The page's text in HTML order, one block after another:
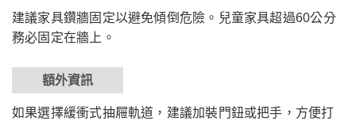
建議家具鑽牆固定以避免傾倒危險。兒童家具超過60公分
務必固定在牆上。
額外資訊
如果選擇緩衝式抽屜軌道，建議加裝門鈕或把手，方便打